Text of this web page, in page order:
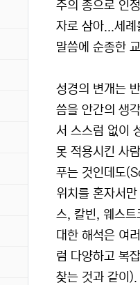
주의 종으로 인
자로 삼아...세례
말씀에 순종한
성경의 변개는
씀을 안간의 생
서 스스럼 없이
못 적용시킨 사
푸는 것인데도
위치를 혼자서
스, 칼빈, 웨스
대한 해석은 여
럼 다양하고 복
찾는 것과 같이).